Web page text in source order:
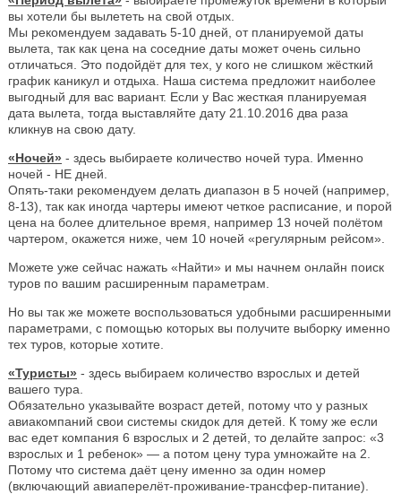
вы хотели бы вылететь на свой отдых.
Мы рекомендуем задавать 5-10 дней, от планируемой даты
вылета, так как цена на соседние даты может очень сильно
отличаться. Это подойдёт для тех, у кого не слишком жёсткий
график каникул и отдыха. Наша система предложит наиболее
выгодный для вас вариант. Если у Вас жесткая планируемая
дата вылета, тогда выставляйте дату 21.10.2016 два раза
кликнув на свою дату.
«Ночей» - здесь выбираете количество ночей тура. Именно
ночей - НЕ дней.
Опять-таки рекомендуем делать диапазон в 5 ночей (например,
8-13), так как иногда чартеры имеют четкое расписание, и порой
цена на более длительное время, например 13 ночей полётом
чартером, окажется ниже, чем 10 ночей «регулярным рейсом».
Можете уже сейчас нажать «Найти» и мы начнем онлайн поиск
туров по вашим расширенным параметрам.
Но вы так же можете воспользоваться удобными расширенными
параметрами, с помощью которых вы получите выборку именно
тех туров, которые хотите.
«Туристы» - здесь выбираем количество взрослых и детей
вашего тура.
Обязательно указывайте возраст детей, потому что у разных
авиакомпаний свои системы скидок для детей. К тому же если
вас едет компания 6 взрослых и 2 детей, то делайте запрос: «3
взрослых и 1 ребенок» — а потом цену тура умножайте на 2.
Потому что система даёт цену именно за один номер
(включающий авиаперелёт-проживание-трансфер-питание).